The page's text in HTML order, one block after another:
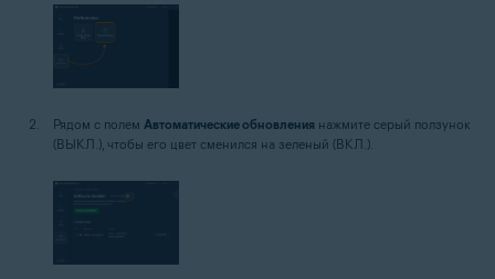
Рядом с полем Автоматические обновления нажмите серый ползунок
(ВЫКЛ.), чтобы его цвет сменился на зеленый (ВКЛ.).